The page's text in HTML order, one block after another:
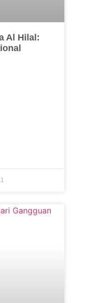
Al Hilal: